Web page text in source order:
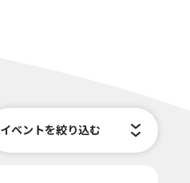
イベントを絞り込む